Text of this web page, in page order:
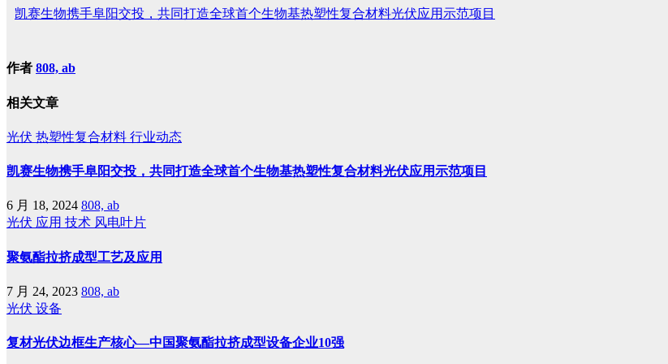
凯赛生物携手阜阳交投，共同打造全球首个生物基热塑性复合材料光伏应用示范项目
作者 808, ab
相关文章
光伏 热塑性复合材料 行业动态
凯赛生物携手阜阳交投，共同打造全球首个生物基热塑性复合材料光伏应用示范项目
6 月 18, 2024 808, ab
光伏 应用 技术 风电叶片
聚氨酯拉挤成型工艺及应用
7 月 24, 2023 808, ab
光伏 设备
复材光伏边框生产核心—中国聚氨酯拉挤成型设备企业10强